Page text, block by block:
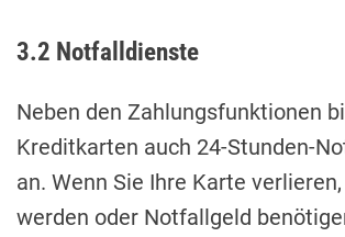
3.2 Notfalldienste
Neben den Zahlungsfunktionen
Kreditkarten auch 24-Stunden-
an. Wenn Sie Ihre Karte
werden oder Notfallgeld